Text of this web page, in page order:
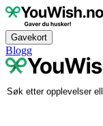
Gavekort
Blogg